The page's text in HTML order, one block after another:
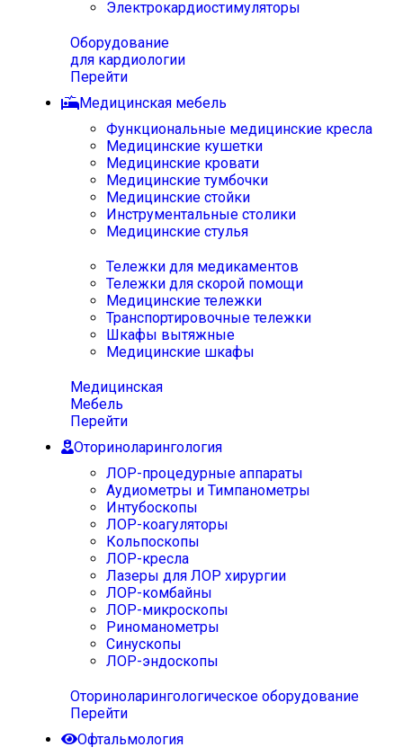
Электрокардиостимуляторы
Оборудование
для кардиологии
Перейти
Медицинская мебель
Функциональные медицинские кресла
Медицинские кушетки
Медицинские кровати
Медицинские тумбочки
Медицинские стойки
Инструментальные столики
Медицинские стулья
Тележки для медикаментов
Тележки для скорой помощи
Медицинские тележки
Транспортировочные тележки
Шкафы вытяжные
Медицинские шкафы
Медицинская
Мебель
Перейти
Оториноларингология
ЛОР-процедурные аппараты
Аудиометры и Тимпанометры
Интубоскопы
ЛОР-коагуляторы
Кольпоскопы
ЛОР-кресла
Лазеры для ЛОР хирургии
ЛОР-комбайны
ЛОР-микроскопы
Риноманометры
Синускопы
ЛОР-эндоскопы
Оториноларингологическое оборудование
Перейти
Офтальмология